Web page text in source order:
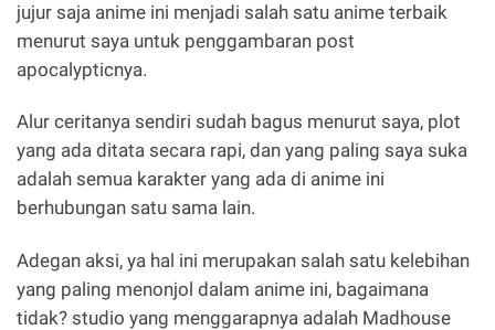
jujur saja anime ini menjadi salah satu anime terbaik
menurut saya untuk penggambaran post
apocalypticnya.
Alur ceritanya sendiri sudah bagus menurut saya, plot
yang ada ditata secara rapi, dan yang paling saya suka
adalah semua karakter yang ada di anime ini
berhubungan satu sama lain.
Adegan aksi, ya hal ini merupakan salah satu kelebihan
yang paling menonjol dalam anime ini, bagaimana
tidak? studio yang menggarapnya adalah Madhouse